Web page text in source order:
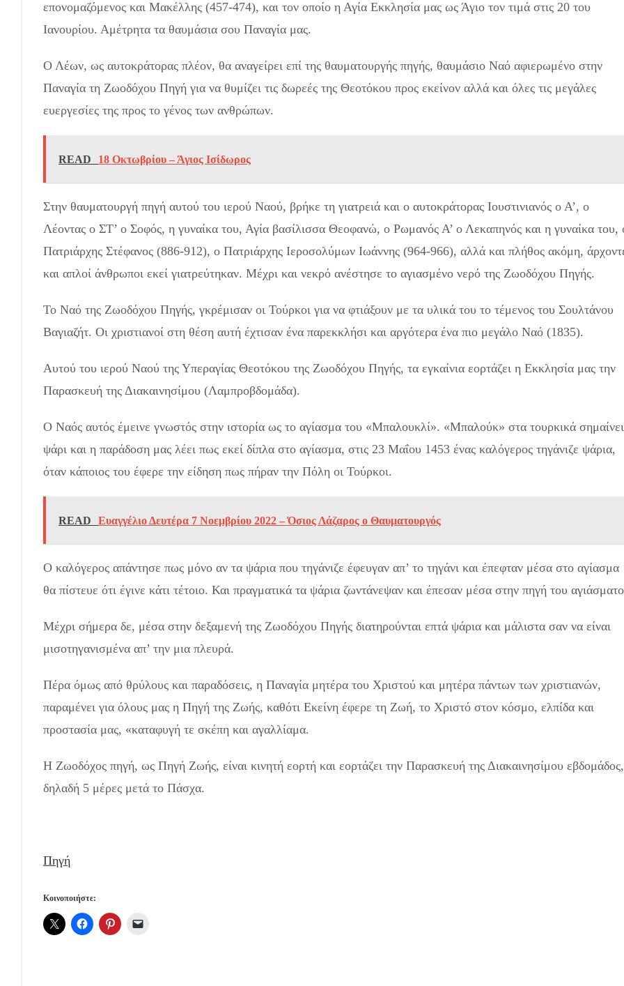
επονομαζόμενος και Μακέλλης (457-474), και τον οποίο η Αγία Εκκλησία μας ως Άγιο τον τιμά στις 20 του
Ιανουρίου. Αμέτρητα τα θαυμάσια σου Παναγία μας.
Ο Λέων, ως αυτοκράτορας πλέον, θα αναγείρει επί της θαυματουργής πηγής, θαυμάσιο Ναό αφιερωμένο στην
Παναγία τη Ζωοδόχου Πηγή για να θυμίζει τις δωρεές της Θεοτόκου προς εκείνον αλλά και όλες τις μεγάλες
ευεργεσίες της προς το γένος των ανθρώπων.
READ 18 Οκτωβρίου – Άγιος Ισίδωρος
Στην θαυματουργή πηγή αυτού του ιερού Ναού, βρήκε τη γιατρειά και ο αυτοκράτορας Ιουστινιανός ο Α’, ο
Λέοντας ο ΣΤ’ ο Σοφός, η γυναίκα του, Αγία βασίλισσα Θεοφανώ, ο Ρωμανός Α’ ο Λεκαπηνός και η γυναίκα του,
Πατριάρχης Στέφανος (886-912), ο Πατριάρχης Ιεροσολύμων Ιωάννης (964-966), αλλά και πλήθος ακόμη,
και απλοί άνθρωποι εκεί γιατρεύτηκαν. Μέχρι και νεκρό ανέστησε το αγιασμένο νερό της Ζωοδόχου Πηγής.
Το Ναό της Ζωοδόχου Πηγής, γκρέμισαν οι Τούρκοι για να φτιάξουν με τα υλικά του το τέμενος του Σουλτάνου
Βαγιαζήτ. Οι χριστιανοί στη θέση αυτή έχτισαν ένα παρεκκλήσι και αργότερα ένα πιο μεγάλο Ναό (1835).
Αυτού του ιερού Ναού της Υπεραγίας Θεοτόκου της Ζωοδόχου Πηγής, τα εγκαίνια εορτάζει η Εκκλησία μας την
Παρασκευή της Διακαινησίμου (Λαμπροβδομάδα).
Ο Ναός αυτός έμεινε γνωστός στην ιστορία ως το αγίασμα του «Μπαλουκλί». «Μπαλούκ» στα τουρκικά σημαίνει
ψάρι και η παράδοση μας λέει πως εκεί δίπλα στο αγίασμα, στις 23 Μαΐου 1453 ένας καλόγερος τηγάνιζε ψάρια,
όταν κάποιος του έφερε την είδηση πως πήραν την Πόλη οι Τούρκοι.
READ Ευαγγέλιο Δευτέρα 7 Νοεμβρίου 2022 – Όσιος Λάζαρος ο Θαυματουργός
Ο καλόγερος απάντησε πως μόνο αν τα ψάρια που τηγάνιζε έφευγαν απ’ το τηγάνι και έπεφταν μέσα στο αγίασμα
θα πίστευε ότι έγινε κάτι τέτοιο. Και πραγματικά τα ψάρια ζωντάνεψαν και έπεσαν μέσα στην πηγή του
Μέχρι σήμερα δε, μέσα στην δεξαμενή της Ζωοδόχου Πηγής διατηρούνται επτά ψάρια και μάλιστα σαν να είναι
μισοτηγανισμένα απ’ την μια πλευρά.
Πέρα όμως από θρύλους και παραδόσεις, η Παναγία μητέρα του Χριστού και μητέρα πάντων των χριστιανών,
παραμένει για όλους μας η Πηγή της Ζωής, καθότι Εκείνη έφερε τη Ζωή, το Χριστό στον κόσμο, ελπίδα και
προστασία μας, «καταφυγή τε σκέπη και αγαλλίαμα.
Η Ζωοδόχος πηγή, ως Πηγή Ζωής, είναι κινητή εορτή και εορτάζει την Παρασκευή της Διακαινησίμου εβδομάδος,
δηλαδή 5 μέρες μετά το Πάσχα.
Πηγή
Κοινοποιήστε: